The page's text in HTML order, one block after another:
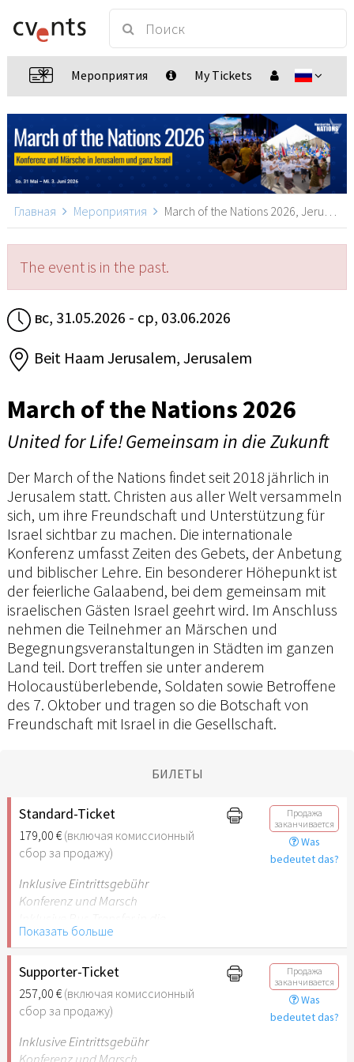
Мероприятия My Tickets
Главная Мероприятия March of the Nations 2026, Jerusalem
The event is in the past.
вс, 31.05.2026 - ср, 03.06.2026
Beit Haam Jerusalem, Jerusalem
March of the Nations 2026
United for Life! Gemeinsam in die Zukunft
Der March of the Nations findet seit 2018 jährlich in
Jerusalem statt. Christen aus aller Welt versammeln
sich, um ihre Freundschaft und Unterstützung für
Israel sichtbar zu machen. Die internationale
Konferenz umfasst Zeiten des Gebets, der Anbetung
und biblischer Lehre. Ein besonderer Höhepunkt ist
der feierliche Galaabend, bei dem gemeinsam mit
israelischen Gästen Israel geehrt wird. Im Anschluss
nehmen die Teilnehmer an Märschen und
Begegnungsveranstaltungen in Städten im ganzen
Land teil. Dort treffen sie unter anderem
Holocaustüberlebende, Soldaten sowie Betroffene
des 7. Oktober und tragen so die Botschaft von
Freundschaft mit Israel in die Gesellschaft.
БИЛЕТЫ
Standard-Ticket
179,00 €(включая комиссионный
сбор за продажу)
Продажа
заканчивается
Was
bedeutet das?
Inklusive Eintrittsgebühr
Konferenz und Marsch
Städte und zurück
Показать больше
Supporter-Ticket
257,00 €(включая комиссионный
сбор за продажу)
Продажа
заканчивается
Was
bedeutet das?
Inklusive Eintrittsgebühr